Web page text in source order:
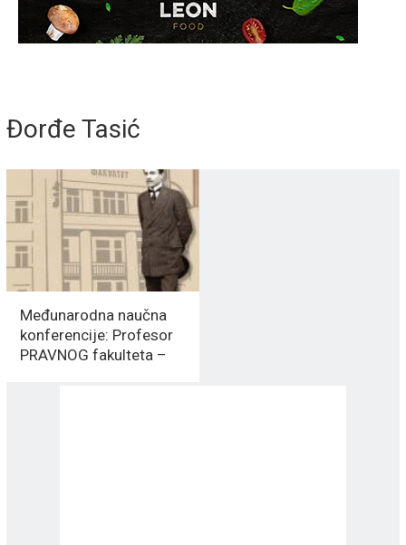
Đorđe Tasić
Međunarodna naučna
konferencije: Profesor
PRAVNOG fakulteta –